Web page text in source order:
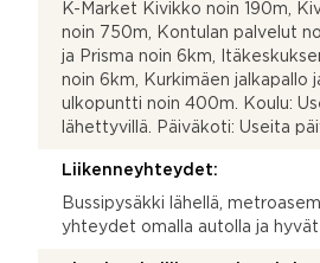
K-Market Kivikko noin 190m,
noin 750m, Kontulan palvelut
ja Prisma noin 6km,
noin 6km, Kurkimäen jalkapallo
ulkopuntti noin 400m. Koulu:
lähettyvillä. Päiväkoti: Useita
Liikenneyhteydet:
Bussipysäkki lähellä,
yhteydet omalla autolla ja